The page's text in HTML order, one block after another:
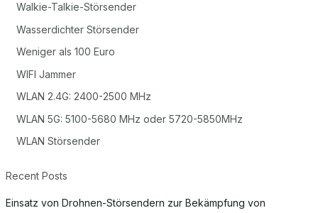
Walkie-Talkie-Störsender
Wasserdichter Störsender
Weniger als 100 Euro
WIFI Jammer
WLAN 2.4G: 2400-2500 MHz
WLAN 5G: 5100-5680 MHz oder 5720-5850MHz
WLAN Störsender
Recent Posts
Einsatz von Drohnen-Störsendern zur Bekämpfung von